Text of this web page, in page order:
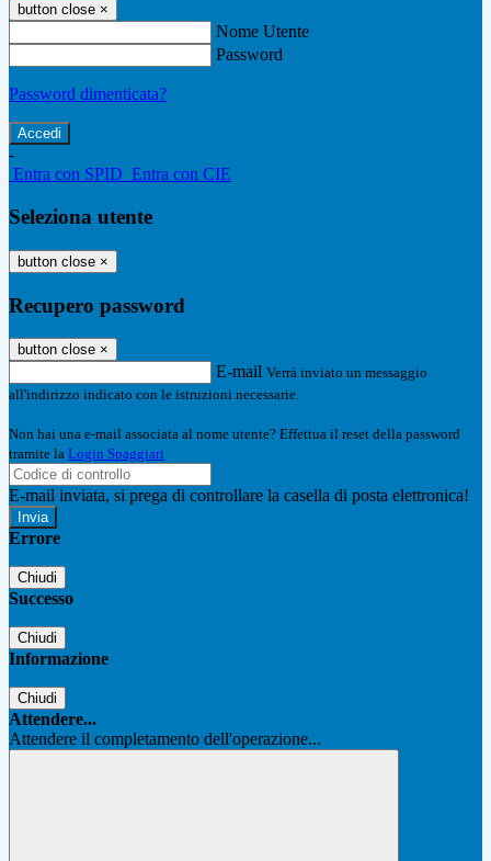
button close ×
Nome Utente
Password
Password dimenticata?
-
Entra con SPID Entra con CIE
Seleziona utente
button close ×
Recupero password
button close ×
E-mail Verrà inviato un messaggio
all'indirizzo indicato con le istruzioni necessarie.
Non hai una e-mail associata al nome utente? Effettua il reset della password
tramite la Login Spaggiari
E-mail inviata, si prega di controllare la casella di posta elettronica!
Errore
Chiudi
Successo
Chiudi
Informazione
Chiudi
Attendere...
Attendere il completamento dell'operazione...